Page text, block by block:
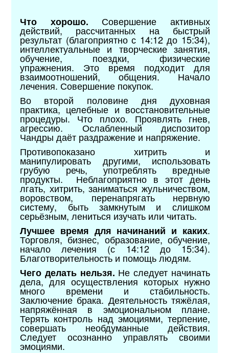
Что хорошо. Совершение активных
действий, рассчитанных на быстрый
результат (благоприятно с 14:12 до 15:34),
интеллектуальные и творческие занятия,
обучение, поездки, физические
упражнения. Это время подходит для
взаимоотношений, общения. Начало
лечения. Совершение покупок.
Во второй половине дня духовная
практика, целебные и восстановительные
процедуры. Что плохо. Проявлять гнев,
агрессию. Ослабленный диспозитор
Чандры даёт раздражение и напряжение.
Противопоказано хитрить и
манипулировать другими, использовать
грубую речь, употреблять вредные
продукты. Неблагоприятно в этот день
лгать, хитрить, заниматься жульничеством,
воровством, перенапрягать нервную
систему, быть замкнутым и слишком
серьёзным, лениться изучать или читать.
Лучшее время для начинаний и каких.
Торговля, бизнес, образование, обучение,
начало лечения (с 14:12 до 15:34).
Благотворительность и помощь людям.
Чего делать нельзя. Не следует начинать
дела, для осуществления которых нужно
много времени и стабильность.
Заключение брака. Деятельность тяжёлая,
напряжённая в эмоциональном плане.
Терять контроль над эмоциями, терпение,
совершать необдуманные действия.
Следует осознанно управлять своими
эмоциями.